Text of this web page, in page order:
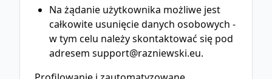
Na żądanie użytkownika możliwe jest
całkowite usunięcie danych osobowych -
w tym celu należy skontaktować się pod
adresem support@razniewski.eu.